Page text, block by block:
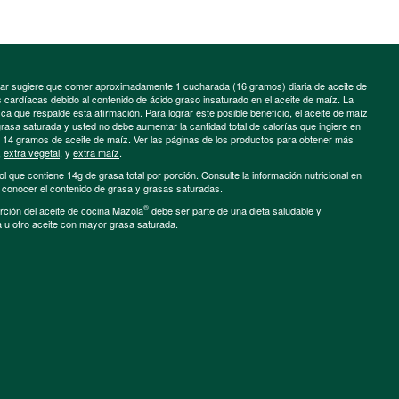
sugiere que comer aproximadamente 1 cucharada (16 gramos) diaria de aceite de
debido al contenido de ácido graso insaturado en el aceite de maíz. La
que respalde esta afirmación. Para lograr este posible beneficio, el aceite de maíz
saturada y usted no debe aumentar la cantidad total de calorías que ingiere en
gramos de aceite de maíz. Ver las páginas de los productos para obtener más
extra vegetal, y extra maíz.
que contiene 14g de grasa total por porción. Consulte la información nutricional en
el contenido de grasa y grasas saturadas.
del aceite de cocina Mazola® debe ser parte de una dieta saludable y
otro aceite con mayor grasa saturada.